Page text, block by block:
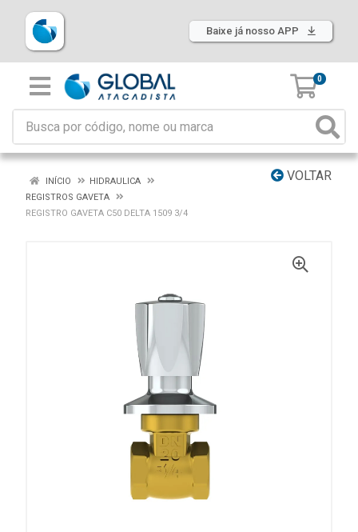
Baixe já nosso APP
0
VOLTAR
INÍCIO
HIDRAULICA
REGISTROS GAVETA
REGISTRO GAVETA C50 DELTA 1509 3/4